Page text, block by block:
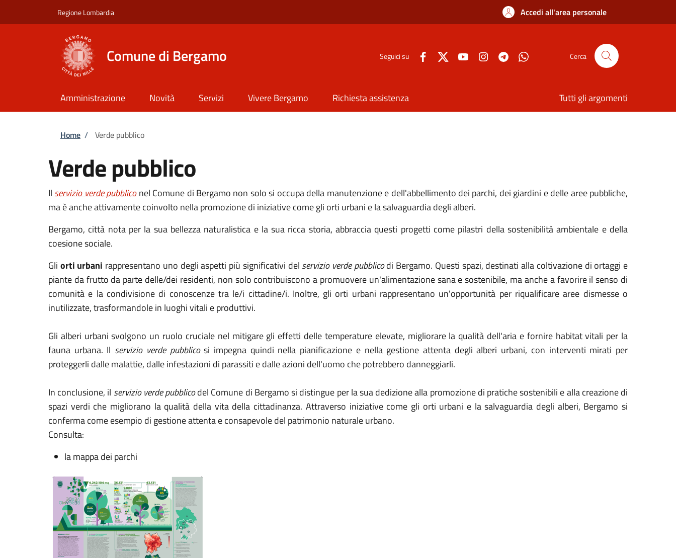
Regione Lombardia Accedi all'area personale
Comune di Bergamo Seguici su Cerca
Amministrazione Novità Servizi Vivere Bergamo Richiesta assistenza Tutti gli argomenti
Briciole di pane
Home / Verde pubblico
Verde pubblico
Il servizio verde pubbliconel Comune di Bergamo non solo si occupa della manutenzione e dell'abbellimento dei parchi, dei giardini e delle aree pubbliche,
ma è anche attivamente coinvolto nella promozione di iniziative come gli orti urbani e la salvaguardia degli alberi.
Bergamo, città nota per la sua bellezza naturalistica e la sua ricca storia, abbraccia questi progetti come pilastri della sostenibilità ambientale e della
coesione sociale.
Gli orti urbani rappresentano uno degli aspetti più significativi del servizio verde pubblicodi Bergamo. Questi spazi, destinati alla coltivazione di ortaggi e
piante da frutto da parte delle/dei residenti, non solo contribuiscono a promuovere un'alimentazione sana e sostenibile, ma anche a favorire il senso di
comunità e la condivisione di conoscenze tra le/i cittadine/i. Inoltre, gli orti urbani rappresentano un'opportunità per riqualificare aree dismesse o
inutilizzate, trasformandole in luoghi vitali e produttivi.
Gli alberi urbani svolgono un ruolo cruciale nel mitigare gli effetti delle temperature elevate, migliorare la qualità dell'aria e fornire habitat vitali per la
fauna urbana. Il servizio verde pubblicosi impegna quindi nella pianificazione e nella gestione attenta degli alberi urbani, con interventi mirati per
proteggerli dalle malattie, dalle infestazioni di parassiti e dalle azioni dell'uomo che potrebbero danneggiarli.
In conclusione, il servizio verde pubblicodel Comune di Bergamo si distingue per la sua dedizione alla promozione di pratiche sostenibili e alla creazione di
spazi verdi che migliorano la qualità della vita della cittadinanza. Attraverso iniziative come gli orti urbani e la salvaguardia degli alberi, Bergamo si
conferma come esempio di gestione attenta e consapevole del patrimonio naturale urbano.
Consulta:
la mappa dei parchi